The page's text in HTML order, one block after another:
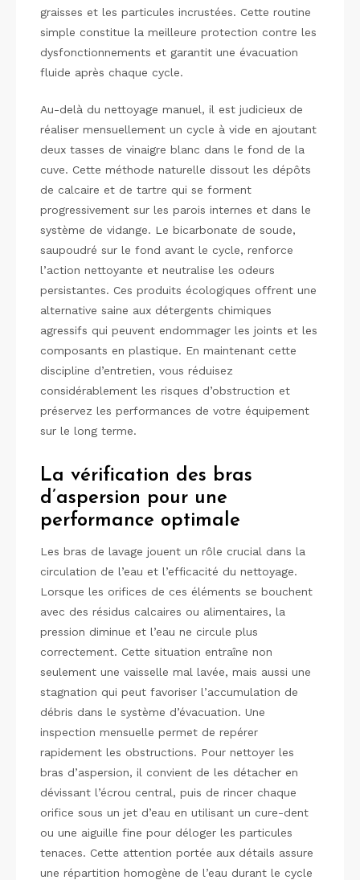
graisses et les particules incrustées. Cette routine
simple constitue la meilleure protection contre les
dysfonctionnements et garantit une évacuation
fluide après chaque cycle.
Au-delà du nettoyage manuel, il est judicieux de
réaliser mensuellement un cycle à vide en ajoutant
deux tasses de vinaigre blanc dans le fond de la
cuve. Cette méthode naturelle dissout les dépôts
de calcaire et de tartre qui se forment
progressivement sur les parois internes et dans le
système de vidange. Le bicarbonate de soude,
saupoudré sur le fond avant le cycle, renforce
l’action nettoyante et neutralise les odeurs
persistantes. Ces produits écologiques offrent une
alternative saine aux détergents chimiques
agressifs qui peuvent endommager les joints et les
composants en plastique. En maintenant cette
discipline d’entretien, vous réduisez
considérablement les risques d’obstruction et
préservez les performances de votre équipement
sur le long terme.
La vérification des bras
d’aspersion pour une
performance optimale
Les bras de lavage jouent un rôle crucial dans la
circulation de l’eau et l’efficacité du nettoyage.
Lorsque les orifices de ces éléments se bouchent
avec des résidus calcaires ou alimentaires, la
pression diminue et l’eau ne circule plus
correctement. Cette situation entraîne non
seulement une vaisselle mal lavée, mais aussi une
stagnation qui peut favoriser l’accumulation de
débris dans le système d’évacuation. Une
inspection mensuelle permet de repérer
rapidement les obstructions. Pour nettoyer les
bras d’aspersion, il convient de les détacher en
dévissant l’écrou central, puis de rincer chaque
orifice sous un jet d’eau en utilisant un cure-dent
ou une aiguille fine pour déloger les particules
tenaces. Cette attention portée aux détails assure
une répartition homogène de l’eau durant le cycle